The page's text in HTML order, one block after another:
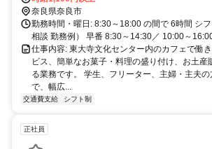
奈良県奈良市
勤務時間・曜日: 8:30～18:00 の間で 6時間 シ
相談 勤務例） 早番 8:30～14:30／ 10:00～
仕事内容: 東大寺文化センター内のカフェで働
ビス、簡単なお菓子・料理の盛り付け、お土産
る業務です。 学生、フリーター、主婦・主夫の
で、幅広...
交通費支給 シフト制
正社員